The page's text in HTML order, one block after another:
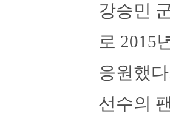
강승민
로 2015
응원했
선수의